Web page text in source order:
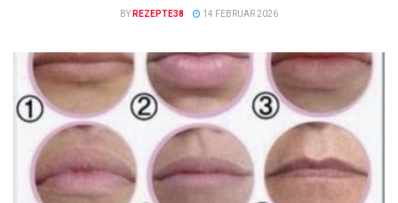
BY REZEPTE38 14 FEBRUAR 2026